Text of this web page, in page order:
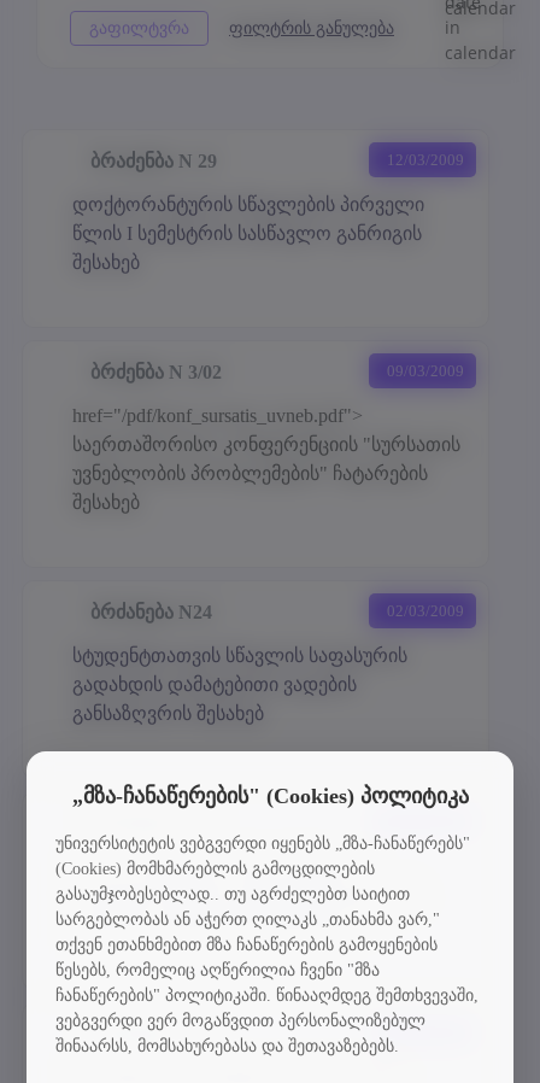
ბრაძენბა N 29
დოქტორანტურის სწავლების პირველი
წლის I სემესტრის სასწავლო განრიგის
შესახებ
12/03/2009
ბრძენბა N 3/02
href="/pdf/konf_sursatis_uvneb.pdf">
საერთაშორისო კონფერენციის "სურსათის
უვნებლობის პრობლემების" ჩატარების
შესახებ
09/03/2009
ბრძანება N24
სტუდენტთათვის სწავლის საფასურის
გადახდის დამატებითი ვადების
განსაზღვრის შესახებ
02/03/2009
2008/09 სასწავლო წლის სწავლის
საფასურის მეორე ნახევრის გადახდის
ვადების განსაზღვრის შესახებ A>
ბრძანება N23 02/03/2009
„მზა-ჩანაწერების" (Cookies) პოლიტიკა
უნივერსიტეტის ვებგვერდი იყენებს „მზა-ჩანაწერებს"
(Cookies) მომხმარებლის გამოცდილების
გასაუმჯობესებლად.. თუ აგრძელებთ საიტით
სარგებლობას ან აჭერთ ღილაკს „თანახმა ვარ,"
თქვენ ეთანხმებით მზა ჩანაწერების გამოყენების
წესებს, რომელიც აღწერილია ჩვენი "მზა
ჩანაწერების" პოლიტიკაში. წინააღმდეგ შემთხვევაში,
ვებგვერდი ვერ მოგაწვდით პერსონალიზებულ
შინაარსს, მომსახურებასა და შეთავაზებებს.